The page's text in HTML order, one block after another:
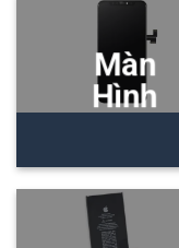
Màn
Hình